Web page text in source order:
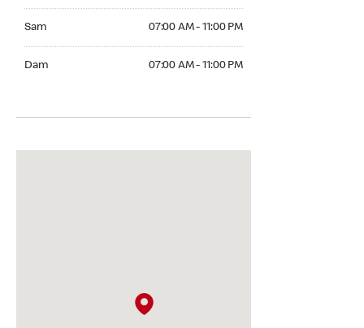
Sam 07:00 AM - 11:00 PM
Dam 07:00 AM - 11:00 PM